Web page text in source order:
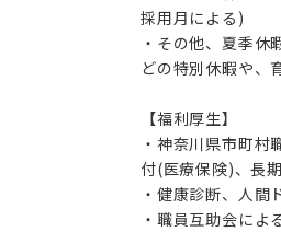
採用月による)
・その他、夏季休
どの特別休暇や、
【福利厚生】
・神奈川県市町村
付(医療保険)、長
・健康診断、人間
・職員互助会によ